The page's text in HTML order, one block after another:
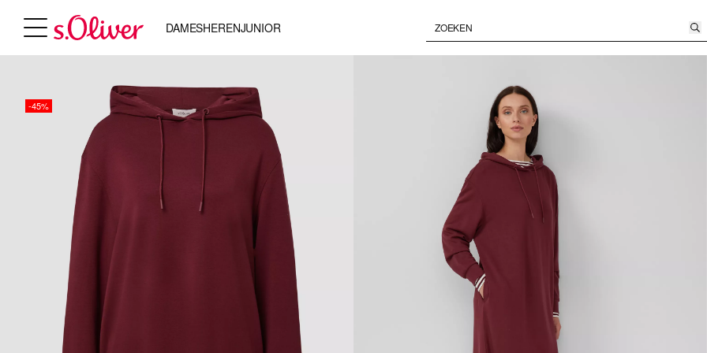
DAMESHERENJUNIOR
-45%